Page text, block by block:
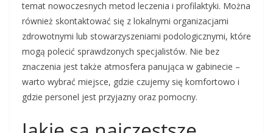
temat nowoczesnych metod leczenia i profilaktyki. Można
również skontaktować się z lokalnymi organizacjami
zdrowotnymi lub stowarzyszeniami podologicznymi, które
mogą polecić sprawdzonych specjalistów. Nie bez
znaczenia jest także atmosfera panująca w gabinecie –
warto wybrać miejsce, gdzie czujemy się komfortowo i
gdzie personel jest przyjazny oraz pomocny.